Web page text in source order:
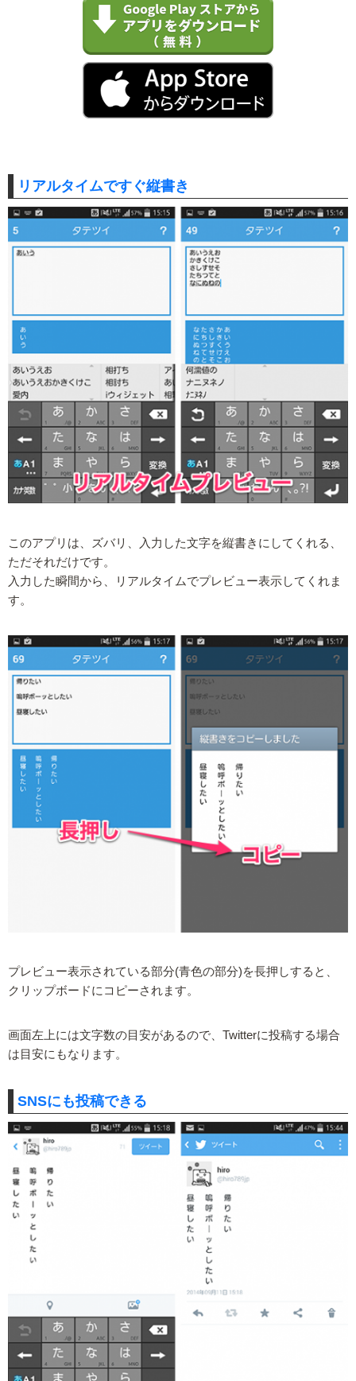
リアルタイムですぐ縦書き
このアプリは、ズバリ、入力した文字を縦書きにしてくれる、
ただそれだけです。
入力した瞬間から、リアルタイムでプレビュー表示してくれま
す。
プレビュー表示されている部分(青色の部分)を長押しすると、
クリップボードにコピーされます。
画面左上には文字数の目安があるので、Twitterに投稿する場合
は目安にもなります。
SNSにも投稿できる